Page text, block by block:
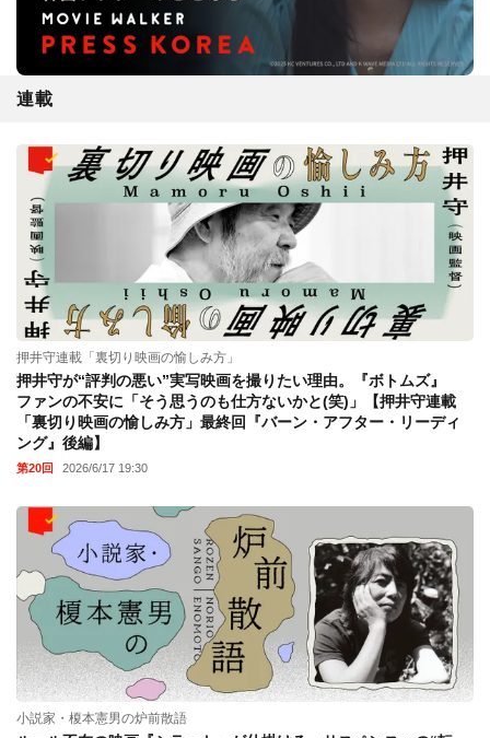
連載
押井守連載「裏切り映画の愉しみ方」
押井守が“評判の悪い”実写映画を撮りたい理由。『ボトムズ』
ファンの不安に「そう思うのも仕方ないかと(笑)」【押井守連載
「裏切り映画の愉しみ方」最終回『バーン・アフター・リーディ
ング』後編】
第20回 2026/6/17 19:30
小説家・榎本憲男の炉前散語